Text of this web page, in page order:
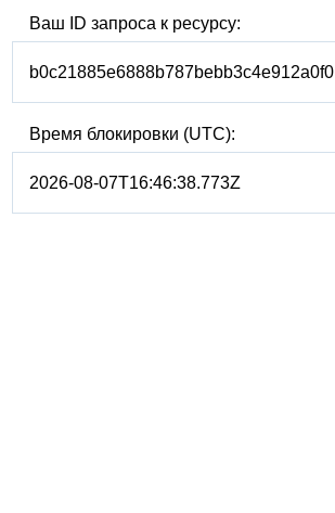
Ваш ID запроса к ресурсу:
b0c21885e6888b787bebb3c4e912a0f0
Время блокировки (UTC):
2026-08-07T16:46:38.773Z